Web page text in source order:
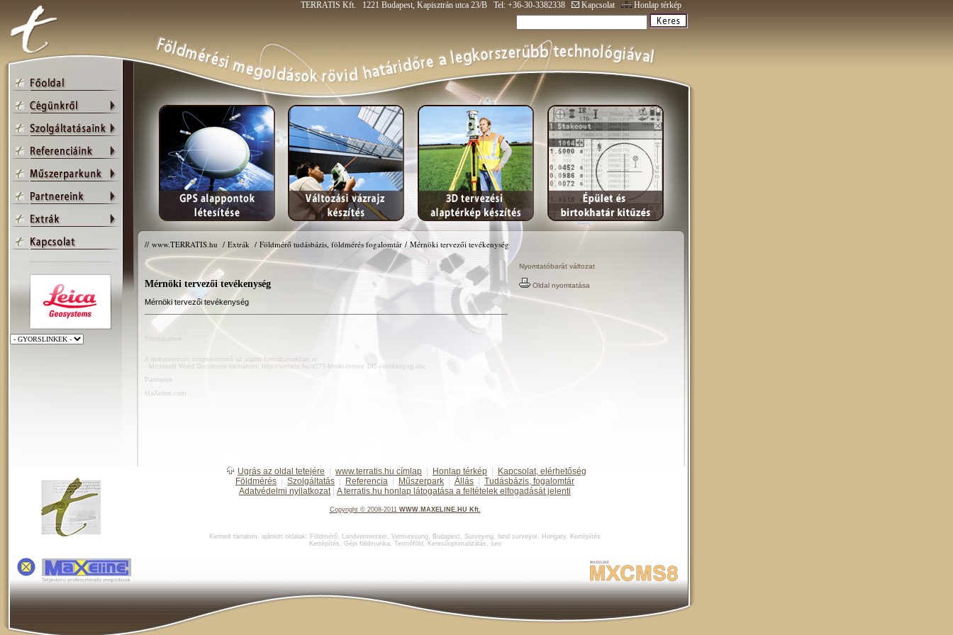
TERRATIS Kft. 1221 Budapest, Kapisztrán utca 23/B Tel: +36-30-3382338 Kapcsolat Honlap térkép
// www.TERRATIS.hu / Extrák / Földmérő tudásbázis, földmérés fogalomtár /Mérnöki tervezői tevékenység
Mérnöki tervezői tevékenység
Mérnöki tervezői tevékenység
A dokumentum megtekinthető az alábbi formátumokban is:
- Microsoft Word Document formátum:
http://terratis.hu/d273-Mrnki-tervez-145-i-tevkenysg.doc
Partnerek
MaXeline.com
Nyomtatóbarát változat
Oldal nyomtatása
Ugrás az oldal tetejére www.terratis.hu címlap Honlap térkép
Kapcsolat, elérhetőség
Földmérés
Szolgáltatás Referencia Műszerpark Állás
Tudásbázis, fogalomtár
Adatvédelmi nyilatkozat
A terratis.hu honlap látogatása a feltételek elfogadását jelenti
Copyright©2008-2011 WWW.MAXELINE.HU Kft.
Kiemelt tartalom, ajánlott oldalak: Földmérő, Landvermesser, Vermessung, Budapest , Surveying, land surveyor, Hungary, Kertépítés
Kertépítés , Gépi földmunka, Termőföld , Keresőoptimalizálás , seo